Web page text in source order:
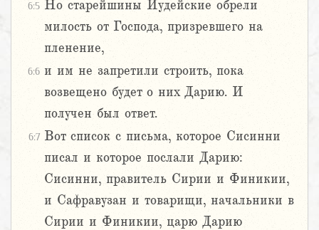
6:5 Но старейшины Иудейские обрели
милость от Господа, призревшего на
пленение,
6:6 и им не запретили строить, пока
возвещено будет о них Дарию. И
получен был ответ.
6:7 Вот список с письма, которое Сисинни
писал и которое послали Дарию:
Сисинни, правитель Сирии и Финикии,
и Сафравузан и товарищи, начальники в
Сирии и Финикии, царю Дарию